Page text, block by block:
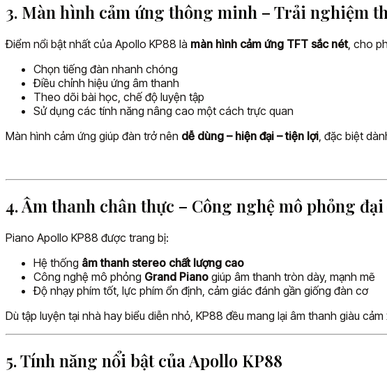
3. Màn hình cảm ứng thông minh – Trải nghiệm
Điểm nổi bật nhất của Apollo KP88 là màn hình cảm ứng TFT sắc nét, cho
Chọn tiếng đàn nhanh chóng
Điều chỉnh hiệu ứng âm thanh
Theo dõi bài học, chế độ luyện tập
Sử dụng các tính năng nâng cao một cách trực quan
Màn hình cảm ứng giúp đàn trở nên dễ dùng – hiện đại – tiện lợi, đặc biệt
4. Âm thanh chân thực – Công nghệ mô phỏng
Piano Apollo KP88 được trang bị:
Hệ thống âm thanh stereo chất lượng cao
Công nghệ mô phỏng Grand Piano giúp âm thanh tròn dày, mạnh mẽ
Độ nhạy phím tốt, lực phím ổn định, cảm giác đánh gần giống đàn cơ
Dù tập luyện tại nhà hay biểu diễn nhỏ, KP88 đều mang lại âm thanh giàu cảm
5. Tính năng nổi bật của Apollo KP88